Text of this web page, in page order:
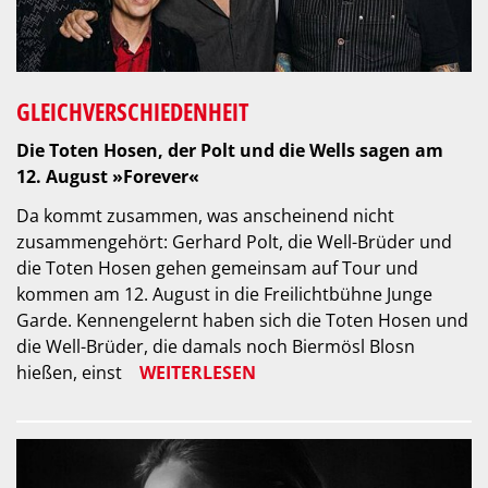
GLEICHVERSCHIEDENHEIT
Die Toten Hosen, der Polt und die Wells sagen am
12. August »Forever«
Da kommt zusammen, was anscheinend nicht
zusammengehört: Gerhard Polt, die Well-Brüder und
die Toten Hosen gehen gemeinsam auf Tour und
kommen am 12. August in die Freilichtbühne Junge
Garde. Kennengelernt haben sich die Toten Hosen und
die Well-Brüder, die damals noch Biermösl Blosn
hießen, einst
WEITERLESEN